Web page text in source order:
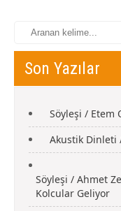
Son Yazılar
Söyleşi / Etem
Akustik Dinleti
Söyleşi / Ahmet
Kolcular Geliyor